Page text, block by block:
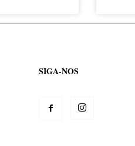
SIGA-NOS